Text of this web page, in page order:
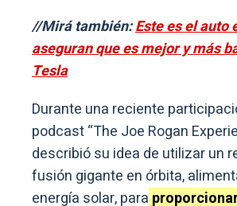
//Mirá también:Este es el auto
aseguran que es mejor y más
Tesla
Durante una reciente
podcast “The Joe Rogan
describió su idea de utilizar un
fusión gigante en órbita,
energía solar, para